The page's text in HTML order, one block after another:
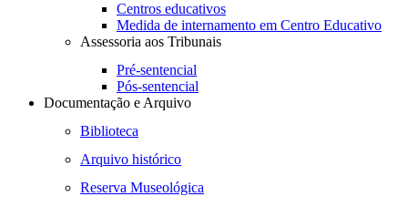
Centros educativos
Medida de internamento em Centro Educativo
Assessoria aos Tribunais
Pré-sentencial
Pós-sentencial
Documentação e Arquivo
Biblioteca
Arquivo histórico
Reserva Museológica